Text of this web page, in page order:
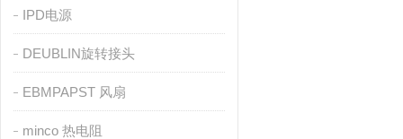
IPD电源
DEUBLIN旋转接头
EBMPAPST 风扇
minco 热电阻